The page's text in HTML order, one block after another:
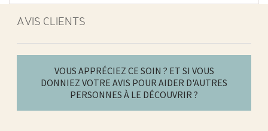
AVIS CLIENTS
VOUS APPRÉCIEZ CE SOIN ? ET SI VOUS
DONNIEZ VOTRE AVIS POUR AIDER D'AUTRES
PERSONNES À LE DÉCOUVRIR ?